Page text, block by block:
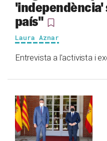
'independència'
país"
Laura Aznar
Entrevista a l'activista i